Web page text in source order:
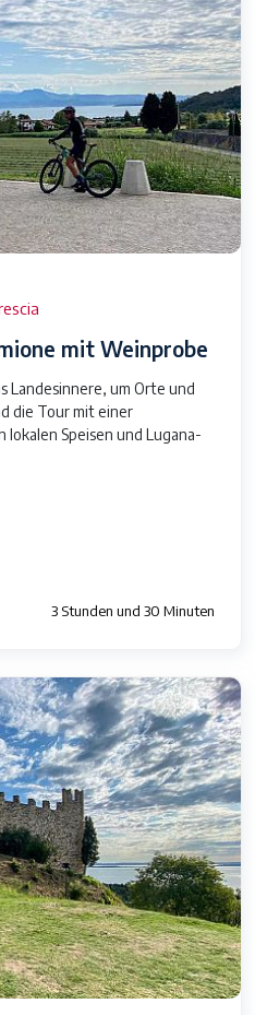
mit Weinprobe
Landesinnere, um Orte und
die Tour mit einer
Speisen und Lugana-
3 Stunden und 30 Minuten